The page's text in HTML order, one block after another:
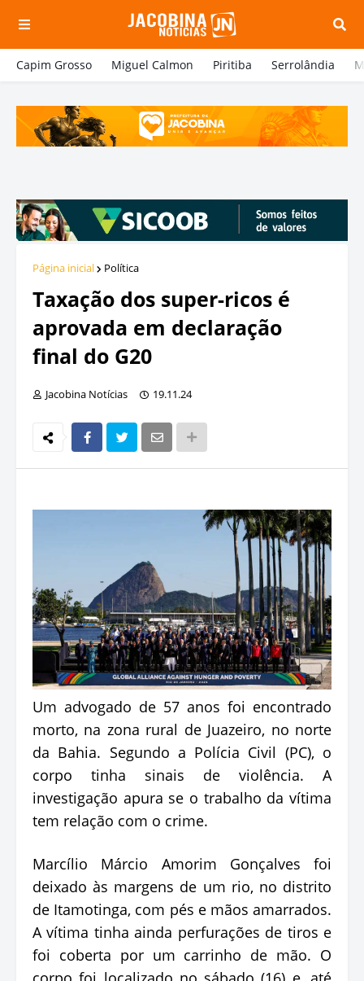
Capim Grosso Miguel Calmon Piritiba Serrolândia
Página inicial Política
Taxação dos super-ricos é
aprovada em declaração
final do G20
Jacobina Notícias 19.11.24
Um advogado de 57 anos foi encontrado
morto, na zona rural de Juazeiro, no norte
da Bahia. Segundo a Polícia Civil (PC), o
corpo tinha sinais de violência. A
investigação apura se o trabalho da vítima
tem relação com o crime.
Marcílio Márcio Amorim Gonçalves foi
deixado às margens de um rio, no distrito
de Itamotinga, com pés e mãos amarrados.
A vítima tinha ainda perfurações de tiros e
foi coberta por um carrinho de mão. O